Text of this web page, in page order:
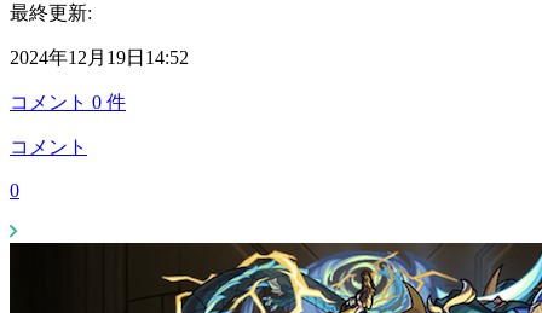
最終更新:
2024年12月19日14:52
コメント 0 件
コメント
0